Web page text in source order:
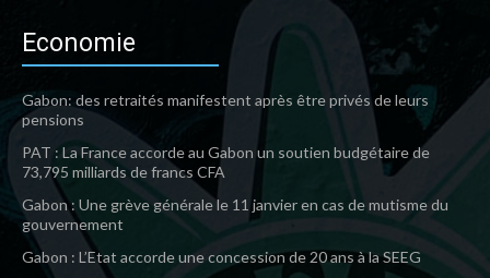
Economie
Gabon: des retraités manifestent après être privés de leurs
pensions
PAT : La France accorde au Gabon un soutien budgétaire de
73,795 milliards de francs CFA
Gabon : Une grève générale le 11 janvier en cas de mutisme du
gouvernement
Gabon : L’Etat accorde une concession de 20 ans à la SEEG